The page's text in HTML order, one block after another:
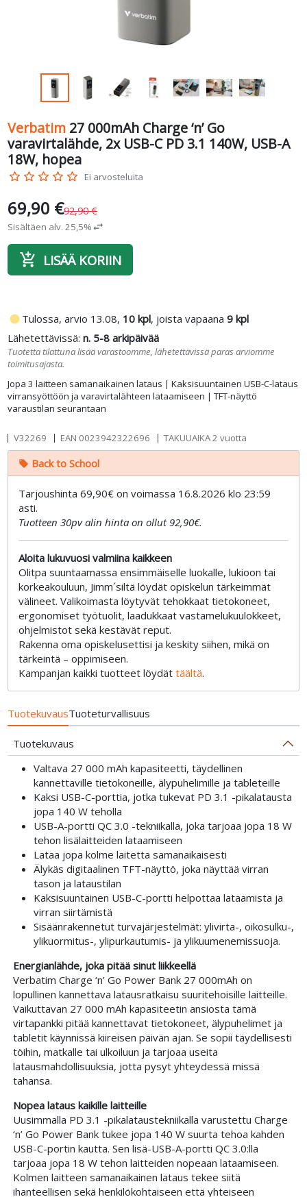
Verbatim 27 000mAh Charge ‘n’ Go
varavirtalähde, 2x USB-C PD 3.1 140W, USB-A
18W, hopea
star_border star_border star_border star_border star_border Ei arvosteluita
Jopa 3 laitteen samanaikainen lataus | Kaksisuuntainen USB-C-lataus
virransyöttöön ja varavirtalähteen lataamiseen | TFT-näyttö
varaustilan seurantaan
69,90 €92,90 €
Sisältäen alv. 25,5%swap_horiz
add_shopping_cart LISÄÄ KORIIN
fiber_manual_record Tulossa, arvio 13.08, 10 kpl, joista vapaana9 kpl
Lähetettävissä:n. 5-8 arkipäivää
Tuotetta tilattuna lisää varastoomme, lähetettävissä paras arviomme
toimitusajasta.
V32269 EAN 0023942322696 TAKUUAIKA 2 vuotta
local_offer Back to School
Tarjoushinta 69,90€ on voimassa 16.8.2026 klo 23:59
asti.
Tuotteen 30pv alin hinta on ollut 92,90€.
Aloita lukuvuosi valmiina kaikkeen
Olitpa suuntaamassa ensimmäiselle luokalle, lukioon tai
korkeakouluun, Jimm´siltä löydät opiskelun tärkeimmät
välineet. Valikoimasta löytyvät tehokkaat tietokoneet,
ergonomiset työtuolit, laadukkaat vastamelukuulokkeet,
ohjelmistot sekä kestävät reput.
Rakenna oma opiskelusettisi ja keskity siihen, mikä on
tärkeintä – oppimiseen.
Kampanjan kaikki tuotteet löydättäältä.
TuotekuvausTuoteturvallisuus
Tuotekuvaus
Valtava 27 000 mAh kapasiteetti, täydellinen
kannettaville tietokoneille, älypuhelimille ja tableteille
Kaksi USB-C-porttia, jotka tukevat PD 3.1 -pikalatausta
jopa 140 W teholla
USB-A-portti QC 3.0 -tekniikalla, joka tarjoaa jopa 18 W
tehon lisälaitteiden lataamiseen
Lataa jopa kolme laitetta samanaikaisesti
Älykäs digitaalinen TFT-näyttö, joka näyttää virran
tason ja lataustilan
Kaksisuuntainen USB-C-portti helpottaa lataamista ja
virran siirtämistä
Sisäänrakennetut turvajärjestelmät: ylivirta-, oikosulku-,
ylikuormitus-, ylipurkautumis- ja ylikuumenemissuoja.
Energianlähde, joka pitää sinut liikkeellä
Verbatim Charge ‘n’ Go Power Bank 27 000mAh on
lopullinen kannettava latausratkaisu suuritehoisille laitteille.
Vaikuttavan 27 000 mAh kapasiteetin ansiosta tämä
virtapankki pitää kannettavat tietokoneet, älypuhelimet ja
tabletit käynnissä kiireisen päivän ajan. Se sopii täydellisesti
töihin, matkalle tai ulkoiluun ja tarjoaa useita
latausmahdollisuuksia, jotta pysyt yhteydessä missä
tahansa.
Nopea lataus kaikille laitteille
Uusimmalla PD 3.1 -pikalataustekniikalla varustettu Charge
‘n’ Go Power Bank tukee jopa 140 W suurta tehoa kahden
USB-C-portin kautta. Sen lisä-USB-A-portti QC 3.0:lla
tarjoaa jopa 18 W tehon laitteiden nopeaan lataamiseen.
Kolmen laitteen samanaikainen lataus tekee siitä
ihanteellisen sekä henkilökohtaiseen että yhteiseen